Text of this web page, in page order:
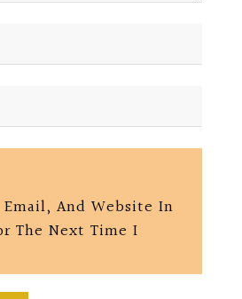
Email, And Website In
The Next Time I